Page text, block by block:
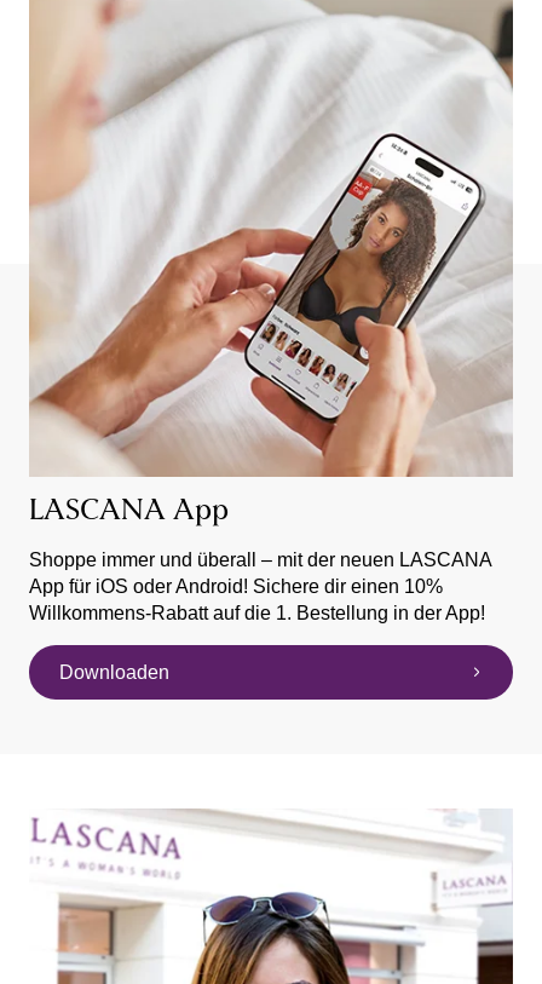
LASCANA App
Shoppe immer und überall – mit der neuen LASCANA
App für iOS oder Android! Sichere dir einen 10%
Willkommens-Rabatt auf die 1. Bestellung in der App!
Downloaden